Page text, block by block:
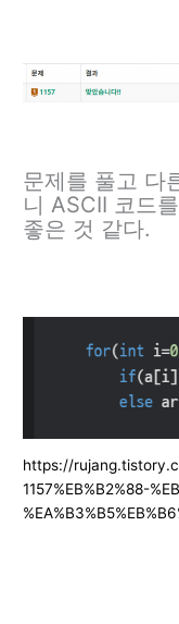
문제를 풀고 다
니 ASCII 코드
좋은 것 같다.
https://
1157%EB%B2%88-